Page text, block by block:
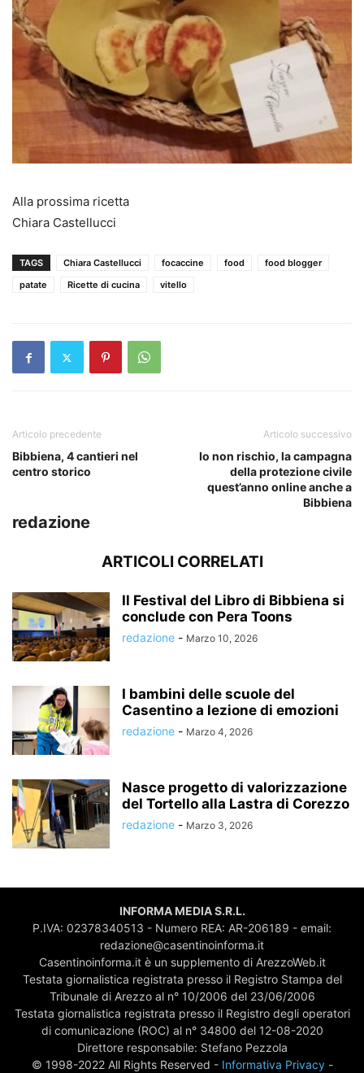
Alla prossima ricetta
Chiara Castellucci
TAGS Chiara Castellucci focaccine food
food blogger
patate
Ricette di cucina vitello
Articolo precedente
Bibbiena, 4 cantieri nel
centro storico
Articolo successivo
Io non rischio, la campagna
della protezione civile
quest’anno online anche a
Bibbiena
redazione
ARTICOLI CORRELATI
Il Festival del Libro di Bibbiena si
conclude con Pera Toons
redazione - Marzo 10, 2026
I bambini delle scuole del
Casentino a lezione di emozioni
redazione - Marzo 4, 2026
Nasce progetto di valorizzazione
del Tortello alla Lastra di Corezzo
redazione - Marzo 3, 2026
INFORMA MEDIA S.R.L.
P.IVA: 02378340513 - Numero REA: AR-206189 - email:
redazione@casentinoinforma.it
Casentinoinforma.it è un supplemento di ArezzoWeb.it
Testata giornalistica registrata presso il Registro Stampa del
Tribunale di Arezzo al n° 10/2006 del 23/06/2006
Testata giornalistica registrata presso il Registro degli operatori
di comunicazione (ROC) al n° 34800 del 12-08-2020
Direttore responsabile: Stefano Pezzola
© 1998-2022 All Rights Reserved - Informativa Privacy-